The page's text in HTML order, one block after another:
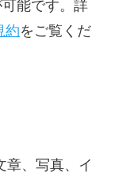
能です。詳
約をご覧くだ
章、写真、イ